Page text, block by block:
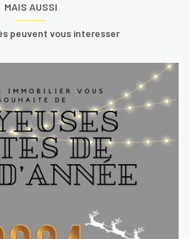
MAIS AUSSI
peuvent vous interesser